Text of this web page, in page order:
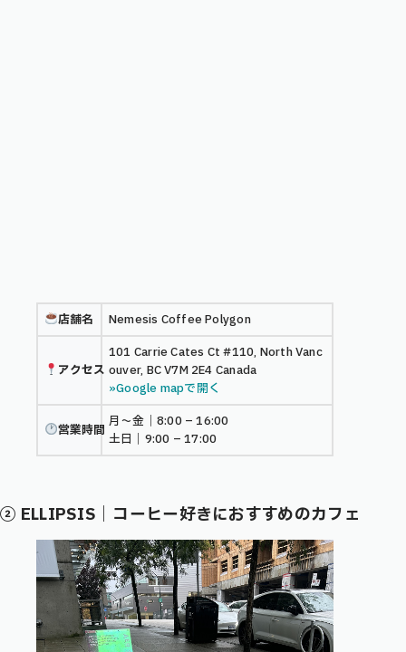
店舗名 Nemesis Coffee Polygon
アクセス
101 Carrie Cates Ct #110, North Vanc
ouver, BC V7M 2E4 Canada
»Google mapで開く
営業時間 月〜金｜8:00 – 16:00
土日｜9:00 – 17:00
② ELLIPSIS｜コーヒー好きにおすすめのカフェ